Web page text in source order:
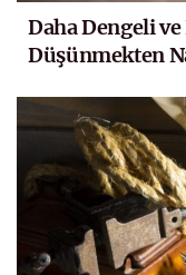
Daha Dengeli
Düşünmekten